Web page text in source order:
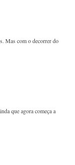
Mas com o decorrer do
que agora começa a